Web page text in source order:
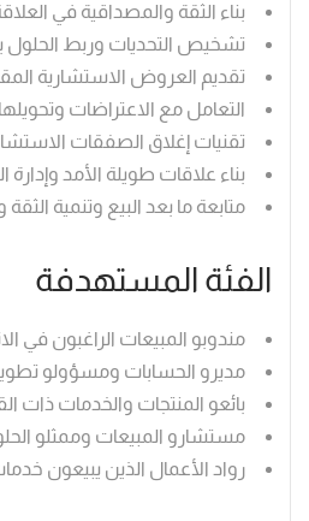
بناء الثقة والمصداقية في
تشخيص التحديات وربط الحلول
تقديم العروض الاستشارية
التعامل مع الاعتراضات
تقنيات إغلاق الصفقات
بناء علاقات طويلة الأمد وإدارة
متابعة ما بعد البيع وتنمية الثقة
الفئة المستهدفة
مندوبو المبيعات الراغبون في
مديرو الحسابات ومسؤولو
بائعو المنتجات والخدمات ذات
مستشارو المبيعات وممثلو
رواد الأعمال الذين يبيعون